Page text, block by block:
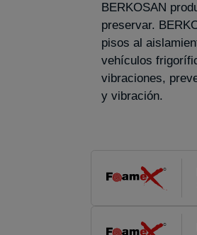
BERKOSAN
preservar.
pisos al
vehículos
vibraciones,
y vibración.